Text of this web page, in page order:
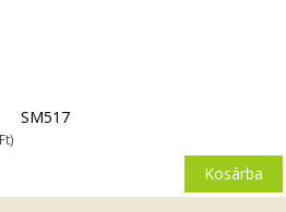
Ft)
SM517
Kosárba